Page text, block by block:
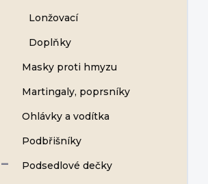
Lonžovací
Doplňky
Masky proti hmyzu
Martingaly, poprsníky
Ohlávky a vodítka
Podbřišníky
Podsedlové dečky